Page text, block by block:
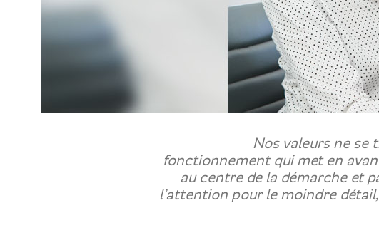
Nos valeurs ne se
fonctionnement qui met en
au centre de la démarche et
l’attention pour le moindre